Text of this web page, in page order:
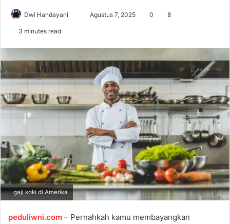
Dwi Handayani
a
a
l
Agustus 7, 2025 0 8
3 minutes read
gaji koki di Amerika
peduliwni.com – Pernahkah kamu membayangkan